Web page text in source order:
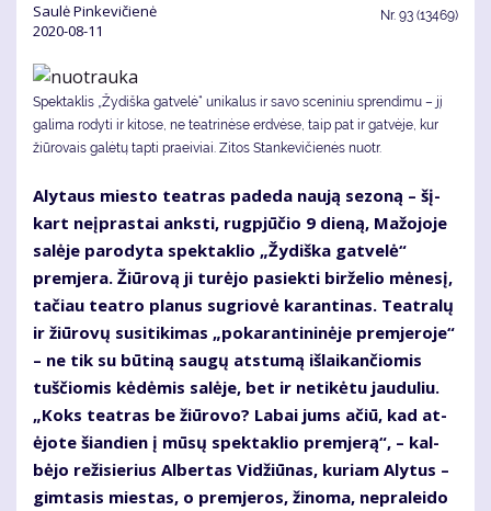
Saulė Pinkevičienė
2020-08-11
Nr. 93 (13469)
Spek­tak­lis „Žydiška gatvelė“ uni­ka­lus ir sa­vo sce­ni­niu spren­di­mu – jį
ga­li­ma ro­dy­ti ir ki­to­se, ne te­at­ri­nė­se erd­vė­se, taip pat ir gat­vė­je, kur
žiū­ro­vais ga­lė­tų tap­ti pra­ei­viai. Zitos Stankevičienės nuotr.
Aly­taus mies­to te­at­ras pa­de­da nau­ją se­zo­ną – šį­
kart ne­įpras­tai anks­ti, rug­pjū­čio 9 die­ną, Ma­žo­jo­je
sa­lė­je pa­ro­dy­ta spek­tak­lio „Žy­diš­ka gat­ve­lė“
prem­je­ra. Žiū­ro­vą ji tu­rė­jo pa­siek­ti bir­že­lio mė­ne­sį,
ta­čiau te­at­ro pla­nus su­grio­vė ka­ran­ti­nas. Te­at­ra­lų
ir žiū­ro­vų su­si­ti­ki­mas „po­ka­ran­ti­ni­nė­je prem­je­ro­je“
– ne tik su bū­ti­ną sau­gų at­stu­mą iš­lai­kan­čio­mis
tuš­čio­mis kė­dė­mis sa­lė­je, bet ir ne­ti­kė­tu jau­du­liu.
„Koks te­at­ras be žiū­ro­vo? La­bai jums ačiū, kad at­
ėjo­te šian­dien į mū­sų spek­tak­lio prem­je­rą“, – kal­
bė­jo re­ži­sie­rius Al­ber­tas Vi­džiū­nas, ku­riam Aly­tus –
gim­ta­sis mies­tas, o prem­je­ros, ži­no­ma, ne­pra­lei­do